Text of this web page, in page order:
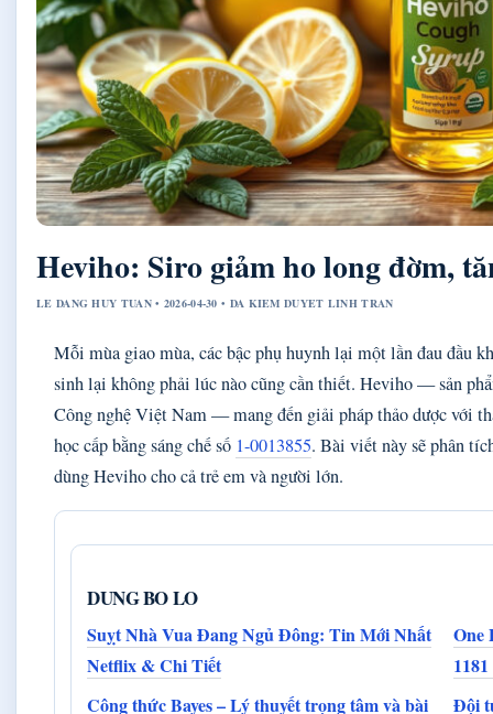
Heviho: Siro giảm ho long đờm,
LE DANG HUY TUAN • 2026-04-30 • DA KIEM DUYET LINH TRAN
Mỗi mùa giao mùa, các bậc phụ huynh lại một lần đau đầu
sinh lại không phải lúc nào cũng cần thiết. Heviho — sản
Công nghệ Việt Nam — mang đến giải pháp thảo dược với
học cấp bằng sáng chế số 1-0013855. Bài viết này sẽ phân
dùng Heviho cho cả trẻ em và người lớn.
DUNG BO LO
Suỵt Nhà Vua Đang Ngủ Đông: Tin Mới Nhất
Netflix & Chi Tiết
One
Công thức Bayes – Lý thuyết trọng tâm và bài
Đội